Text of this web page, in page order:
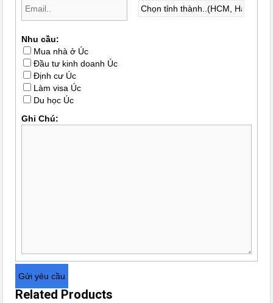
Nhu cầu:
Mua nhà ở Úc
Đầu tư kinh doanh Úc
Định cư Úc
Làm visa Úc
Du học Úc
Ghi Chú:
Related Products